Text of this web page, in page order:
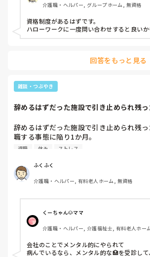
今週中頃には失業保険の延長も終わり収入
自分次第ではありますが、皆さんの経験
思っていますので、回答宜しくお願いいた
介護職・ヘルパー, グループホーム, 無資格
資格制度があるはずです。
ハローワークに一度問い合わせすると良いか
回答をもっと見る
雑談・つぶやき
辞めるはずだった施設で引き止められ残
辞めるはずだった施設で引き止められ残
職する事態に陥り1か月。
は違うところに置かれていました。わず
だかショックでもあり、仕方ないか、とい
宅しました。
職場に復帰するべきか転職するべきか悩
されていないのかとも考えてしまいまし
退職 休み ストレス
ふくふく
介護職・ヘルパー, 有料老人ホーム, 無資格
くーちゃん🐶ママ
介護職・ヘルパー, 介護福祉士, 有料老人ホー
会社のことでメンタル的にやられて
病んでいるなら、メンタル的な🏥を受診して